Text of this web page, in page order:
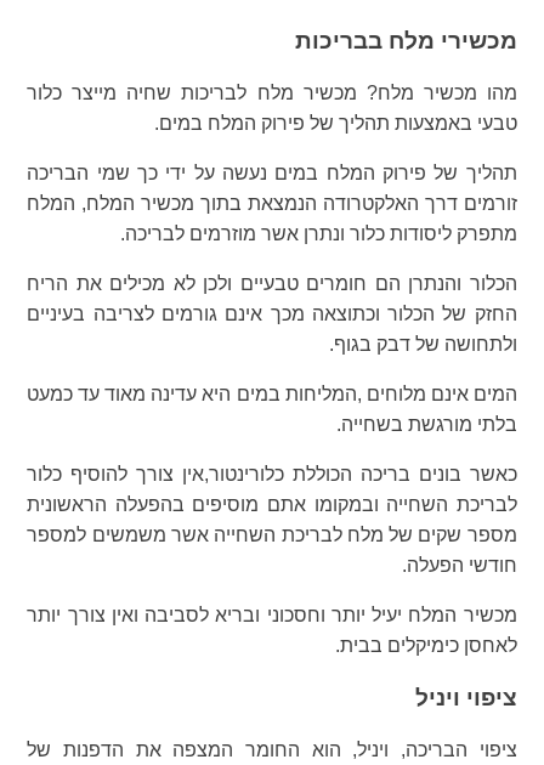
מכשירי מלח בבריכות
מהו מכשיר מלח? מכשיר מלח לבריכות שחיה מייצר כלור
טבעי באמצעות תהליך של פירוק המלח במים.
תהליך של פירוק המלח במים נעשה על ידי כך שמי הבריכה
זורמים דרך האלקטרודה הנמצאת בתוך מכשיר המלח, המלח
מתפרק ליסודות כלור ונתרן אשר מוזרמים לבריכה.
הכלור והנתרן הם חומרים טבעיים ולכן לא מכילים את הריח
החזק של הכלור וכתוצאה מכך אינם גורמים לצריבה בעיניים
ולתחושה של דבק בגוף.
המים אינם מלוחים ,המליחות במים היא עדינה מאוד עד כמעט
בלתי מורגשת בשחייה.
כאשר בונים בריכה הכוללת כלורינטור,אין צורך להוסיף כלור
לבריכת השחייה ובמקומו אתם מוסיפים בהפעלה הראשונית
מספר שקים של מלח לבריכת השחייה אשר משמשים למספר
חודשי הפעלה.
מכשיר המלח יעיל יותר וחסכוני ובריא לסביבה ואין צורך יותר
לאחסן כימיקלים בבית.
ציפוי ויניל
ציפוי הבריכה, ויניל, הוא החומר המצפה את הדפנות של